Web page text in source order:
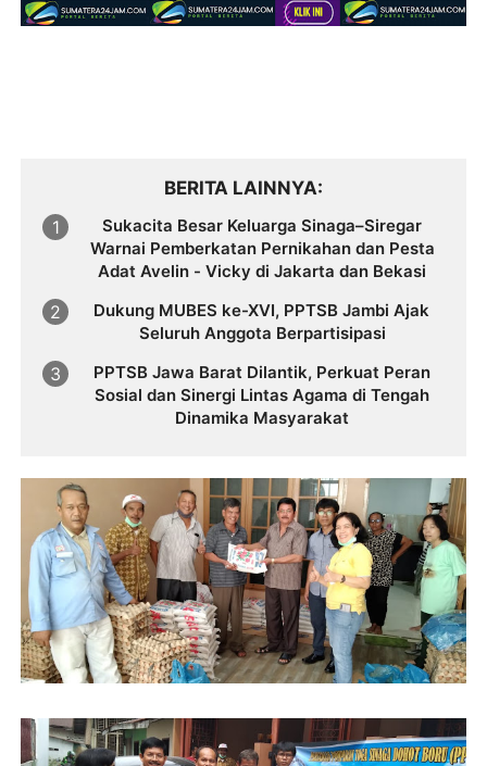
BERITA LAINNYA
Sukacita Besar Keluarga Sinaga–Siregar
Warnai Pemberkatan Pernikahan dan Pesta
Adat Avelin - Vicky di Jakarta dan Bekasi
Dukung MUBES ke-XVI, PPTSB Jambi Ajak
Seluruh Anggota Berpartisipasi
PPTSB Jawa Barat Dilantik, Perkuat Peran
Sosial dan Sinergi Lintas Agama di Tengah
Dinamika Masyarakat